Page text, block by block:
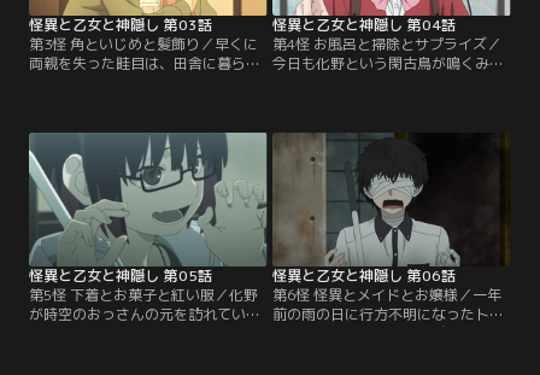
怪異と乙女と神隠し 第03話
第3怪 角といじめと髪飾り／早くに
両親を失った畦目は、田舎に暮らす
いじめられた。その過去から、教員
になっていじめをなくすことを強く
願っていた。菫子からヨダレカケの
話を聞いた化野は怪異の存在を確信
し、怪異を捕らえるための作戦を決
行する。
怪異と乙女と神隠し 第04話
第4怪 お風呂と掃除とサプライズ／
今日も化野という閑古鳥が鳴くみど
た……。そんな平穏な日常に戻り、
休日を執筆活動に費やしていた菫
子。花見酒で創作意欲を整えている
と、化野から「2、3日、乙を預かっ
てほしい」と連絡が入り、玄関には
乙が立っていた。
怪異と乙女と神隠し 第05話
第5怪 下着とお菓子と紅い服／化野
が時空のおっさんの元を訪れている
怪異と乙女と神隠し 第06話
第6怪 怪異とメイドとお嬢様／一年
前の雨の日に行方不明になったトモ
コを探しているというシズク。最後